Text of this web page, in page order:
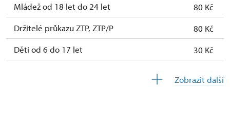
Mládež od 18 let do 24 let
80 Kč
Držitelé průkazu ZTP, ZTP/P
80 Kč
Děti od 6 do 17 let
30 Kč
Zobrazit další